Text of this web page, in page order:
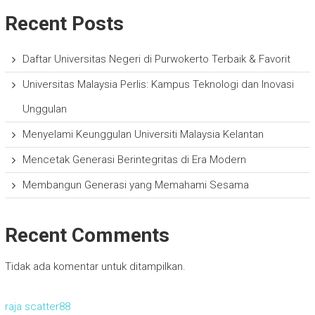
Recent Posts
Daftar Universitas Negeri di Purwokerto Terbaik & Favorit
Universitas Malaysia Perlis: Kampus Teknologi dan Inovasi
Unggulan
Menyelami Keunggulan Universiti Malaysia Kelantan
Mencetak Generasi Berintegritas di Era Modern
Membangun Generasi yang Memahami Sesama
Recent Comments
Tidak ada komentar untuk ditampilkan.
raja scatter88